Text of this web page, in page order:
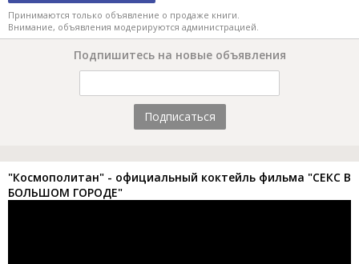
Принимаются только объявление о продаже книги.
Внимание, объявления модерируются администрацией.
Подпишитесь на новые объявления
Подписаться
"Космополитан" - официальный коктейль фильма "СЕКС В
БОЛЬШОМ ГОРОДЕ"